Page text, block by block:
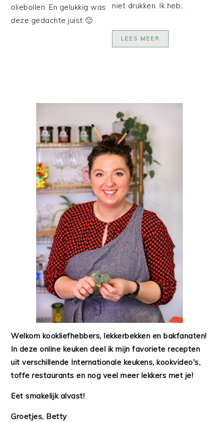
oliebollen. En gelukkig was
deze gedachte juist 🙂
niet drukken. Ik heb…
LEES MEER
Welkom kookliefhebbers, lekkerbekken en bakfanaten!
In deze online keuken deel ik mijn favoriete recepten
uit verschillende Internationale keukens, kookvideo's,
toffe restaurants en nog veel meer lekkers met je!
Eet smakelijk alvast!
Groetjes, Betty